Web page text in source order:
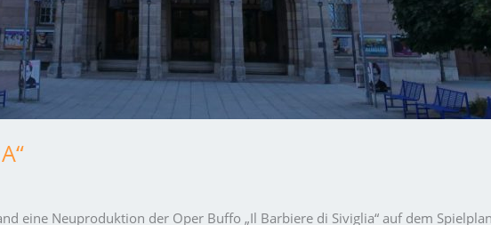
eine Neuproduktion der Oper Buffo „Il Barbiere di Siviglia“ auf dem